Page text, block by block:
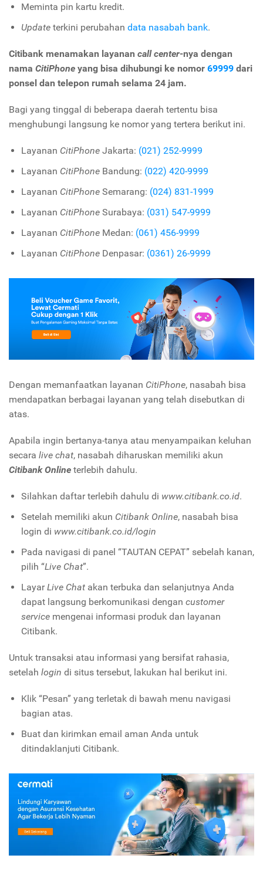
Meminta pin kartu kredit.
Updateterkini perubahan data nasabah bank.
Citibank menamakan layanan call center-nya dengan
nama CitiPhone yang bisa dihubungi ke nomor 69999 dari
ponsel dan telepon rumah selama 24 jam.
Bagi yang tinggal di beberapa daerah tertentu bisa
menghubungi langsung ke nomor yang tertera berikut ini.
Layanan CitiPhoneJakarta: (021) 252-9999
Layanan CitiPhoneBandung: (022) 420-9999
Layanan CitiPhoneSemarang: (024) 831-1999
Layanan CitiPhoneSurabaya: (031) 547-9999
Layanan CitiPhoneMedan: (061) 456-9999
Layanan CitiPhoneDenpasar: (0361) 26-9999
Dengan memanfaatkan layanan CitiPhone, nasabah bisa
mendapatkan berbagai layanan yang telah disebutkan di
atas.
Apabila ingin bertanya-tanya atau menyampaikan keluhan
secara live chat, nasabah diharuskan memiliki akun
Citibank Online terlebih dahulu.
Silahkan daftar terlebih dahulu di www.citibank.co.id.
Setelah memiliki akun Citibank Online, nasabah bisa
login di www.citibank.co.id/login
Pada navigasi di panel “TAUTAN CEPAT” sebelah kanan,
pilih “Live Chat”.
LayarLive Chatakan terbuka dan selanjutnya Anda
dapat langsung berkomunikasi dengan customer
servicemengenai informasi produk dan layanan
Citibank.
Untuk transaksi atau informasi yang bersifat rahasia,
setelah login di situs tersebut, lakukan hal berikut ini.
Klik “Pesan” yang terletak di bawah menu navigasi
bagian atas.
Buat dan kirimkan email aman Anda untuk
ditindaklanjuti Citibank.